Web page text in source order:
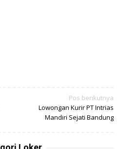
Pos berikutnya
Lowongan Kurir PT Intrias
Mandiri Sejati Bandung